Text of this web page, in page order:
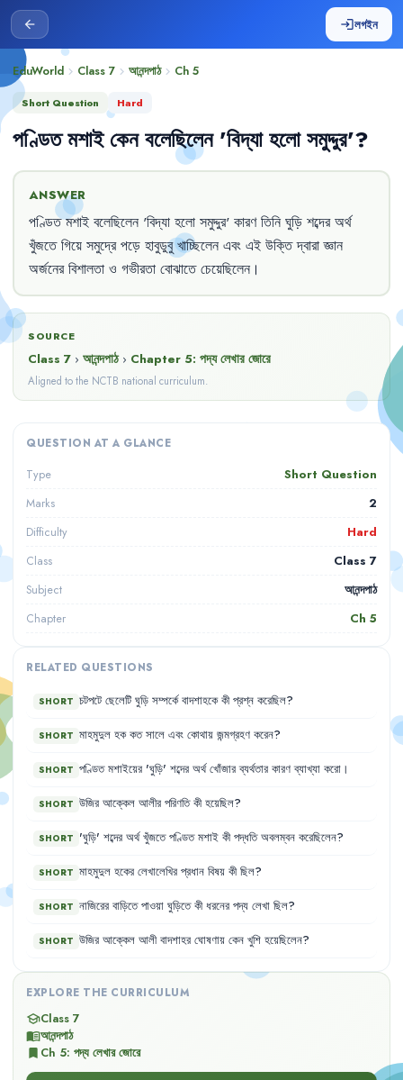
arrow_back loginলগইন
EduWorld chevron_right Class 7 chevron_right আনন্দপাঠchevron_right Ch 5
Short Question Hard
পণ্ডিত মশাই কেন বলেছিলেন 'বিদ্যা হলো সমুদ্দুর'?
ANSWER
পণ্ডিত মশাই বলেছিলেন 'বিদ্যা হলো সমুদ্দুর' কারণ তিনি ঘুড়ি শব্দের অর্থ
খুঁজতে গিয়ে সমুদ্রে পড়ে হাবুডুবু খাচ্ছিলেন এবং এই উক্তি দ্বারা জ্ঞান
অর্জনের বিশালতা ও গভীরতা বোঝাতে চেয়েছিলেন।
SOURCE
Class 7 › আনন্দপাঠ › Chapter 5: পদ্য লেখার জোরে
Aligned to the NCTB national curriculum.
QUESTION AT A GLANCE
Type Short Question
Marks 2
Difficulty Hard
Class Class 7
Subject আনন্দপাঠ
Chapter Ch 5
RELATED QUESTIONS
SHORT চটপটে ছেলেটি ঘুড়ি সম্পর্কে বাদশাহকে কী প্রশ্ন করেছিল?
SHORT মাহমুদুল হক কত সালে এবং কোথায় জন্মগ্রহণ করেন?
SHORT পণ্ডিত মশাইয়ের 'ঘুড়ি' শব্দের অর্থ খোঁজার ব্যর্থতার কারণ ব্যাখ্যা করো ।
SHORT উজির আক্কেল আলীর পরিণতি কী হয়েছিল?
SHORT 'ঘুড়ি' শব্দের অর্থ খুঁজতে পণ্ডিত মশাই কী পদ্ধতি অবলম্বন করেছিলেন?
SHORT মাহমুদুল হকের লেখালেখির প্রধান বিষয় কী ছিল?
SHORT নাজিরের বাড়িতে পাওয়া ঘুড়িতে কী ধরনের পদ্য লেখা ছিল?
SHORT উজির আক্কেল আলী বাদশাহর ঘোষণায় কেন খুশি হয়েছিলেন?
EXPLORE THE CURRICULUM
schoolClass 7
menu_bookআনন্দপাঠ
bookmark Ch 5: পদ্য লেখার জোরে